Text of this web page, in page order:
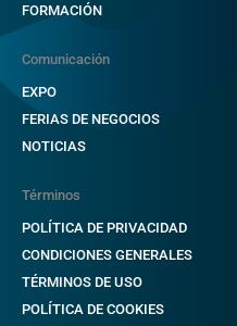
FORMACIÓN
Comunicación
EXPO
FERIAS DE NEGOCIOS
NOTICIAS
Términos
POLÍTICA DE PRIVACIDAD
CONDICIONES GENERALES
TÉRMINOS DE USO
POLÍTICA DE COOKIES